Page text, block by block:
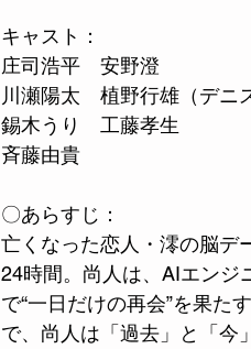
キャスト：
庄司浩平　安野澄
川瀬陽太　植野行雄（デ
錫木うり　工藤孝生
斉藤由貴
〇あらすじ：
亡くなった恋人・澪の脳デ
24時間。尚人は、AIエンジ
で“一日だけの再会”を果た
で、尚人は「過去」と「今